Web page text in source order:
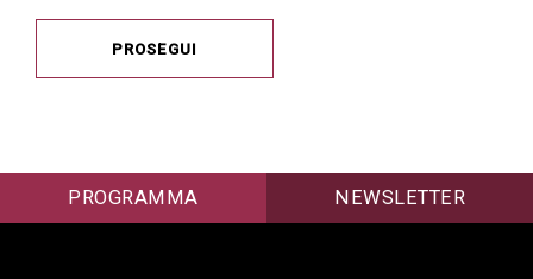
PROSEGUI
PROGRAMMA NEWSLETTER